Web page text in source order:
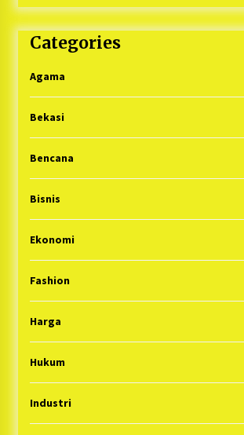
Categories
Agama
Bekasi
Bencana
Bisnis
Ekonomi
Fashion
Harga
Hukum
Industri